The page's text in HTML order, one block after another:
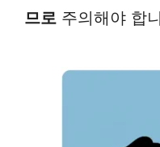
므로 주의해야 합